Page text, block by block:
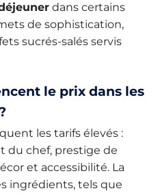
dans certains
de sophistication,
sucrés-salés servis
le prix dans les
les tarifs élevés :
du chef, prestige de
et accessibilité. La
ingrédients, tels que